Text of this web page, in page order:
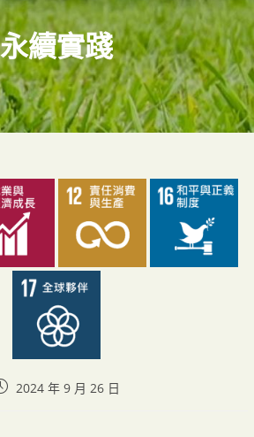
永續實踐
2024 年 9 月 26 日